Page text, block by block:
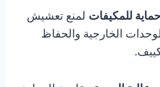
للمكيفات لمنع تعشيش
الخارجية والحفاظ